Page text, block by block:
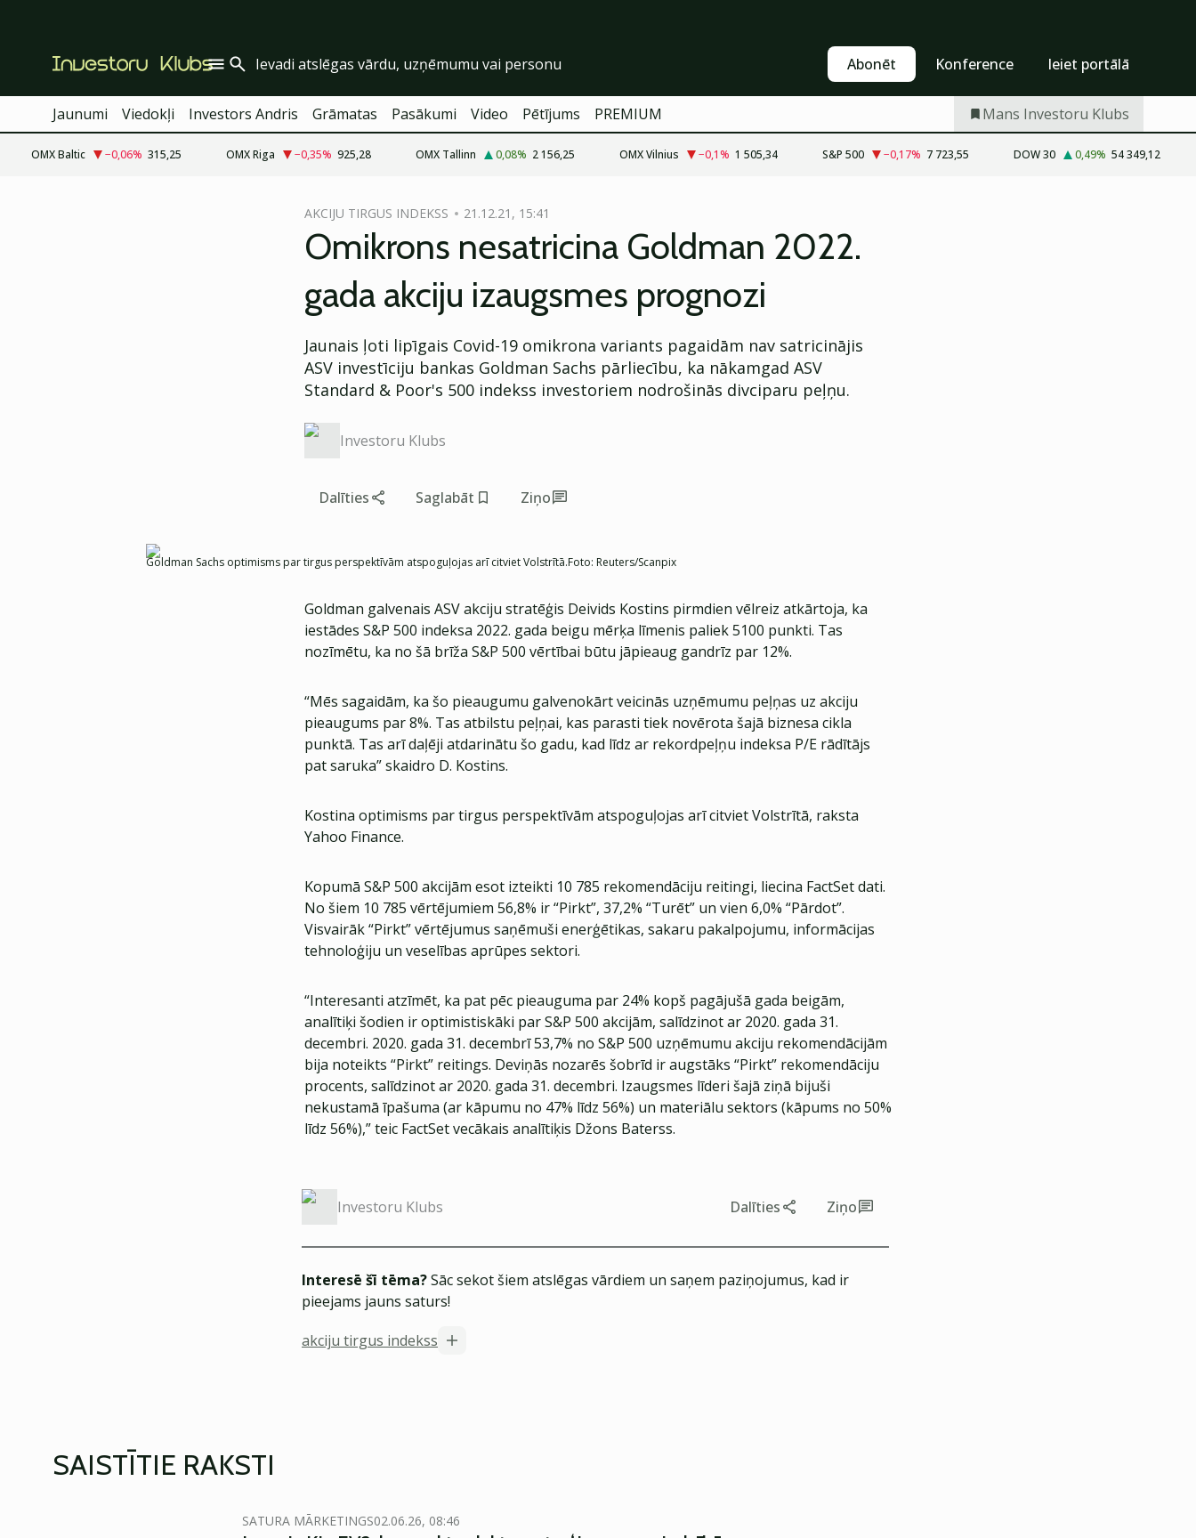
Abonēt Konference Ieiet portālā
Jaunumi Viedokļi Investors Andris Grāmatas Pasākumi Video Pētījums PREMIUM Mans Investoru Klubs
OMX Baltic −0,06% 315,25 OMX Riga −0,35% 925,28 OMX Tallinn 0,08% 2 156,25 OMX Vilnius −0,1% 1 505,34 S&P 500 −0,17% 7 723,55 DOW 30 0,49% 54 349,12
AKCIJU TIRGUS INDEKSS 21.12.21, 15:41
Omikrons nesatricina Goldman 2022.
gada akciju izaugsmes prognozi
Jaunais ļoti lipīgais Covid-19 omikrona variants pagaidām nav satricinājis
ASV investīciju bankas Goldman Sachs pārliecību, ka nākamgad ASV
Standard & Poor's 500 indekss investoriem nodrošinās divciparu peļņu.
Investoru Klubs
Dalīties Saglabāt Ziņo
Goldman Sachs optimisms par tirgus perspektīvām atspoguļojas arī citviet Volstrītā.Foto: Reuters/Scanpix
Goldman galvenais ASV akciju stratēģis Deivids Kostins pirmdien vēlreiz atkārtoja, ka
iestādes S&P 500 indeksa 2022. gada beigu mērķa līmenis paliek 5100 punkti. Tas
nozīmētu, ka no šā brīža S&P 500 vērtībai būtu jāpieaug gandrīz par 12%.
“Mēs sagaidām, ka šo pieaugumu galvenokārt veicinās uzņēmumu peļņas uz akciju
pieaugums par 8%. Tas atbilstu peļņai, kas parasti tiek novērota šajā biznesa cikla
punktā. Tas arī daļēji atdarinātu šo gadu, kad līdz ar rekordpeļņu indeksa P/E rādītājs
pat saruka” skaidro D. Kostins.
Kostina optimisms par tirgus perspektīvām atspoguļojas arī citviet Volstrītā, raksta
Yahoo Finance.
Kopumā S&P 500 akcijām esot izteikti 10 785 rekomendāciju reitingi, liecina FactSet dati.
No šiem 10 785 vērtējumiem 56,8% ir “Pirkt”, 37,2% “Turēt” un vien 6,0% “Pārdot”.
Visvairāk “Pirkt” vērtējumus saņēmuši enerģētikas, sakaru pakalpojumu, informācijas
tehnoloģiju un veselības aprūpes sektori.
“Interesanti atzīmēt, ka pat pēc pieauguma par 24% kopš pagājušā gada beigām,
analītiķi šodien ir optimistiskāki par S&P 500 akcijām, salīdzinot ar 2020. gada 31.
decembri. 2020. gada 31. decembrī 53,7% no S&P 500 uzņēmumu akciju rekomendācijām
bija noteikts “Pirkt” reitings. Deviņās nozarēs šobrīd ir augstāks “Pirkt” rekomendāciju
procents, salīdzinot ar 2020. gada 31. decembri. Izaugsmes līderi šajā ziņā bijuši
nekustamā īpašuma (ar kāpumu no 47% līdz 56%) un materiālu sektors (kāpums no 50%
līdz 56%),” teic FactSet vecākais analītiķis Džons Baterss.
Investoru Klubs Dalīties Ziņo
Interesē šī tēma?Sāc sekot šiem atslēgas vārdiem un saņem paziņojumus, kad ir
pieejams jauns saturs!
akciju tirgus indekss
SAISTĪTIE RAKSTI
SATURA MĀRKETINGS02.06.26, 08:46